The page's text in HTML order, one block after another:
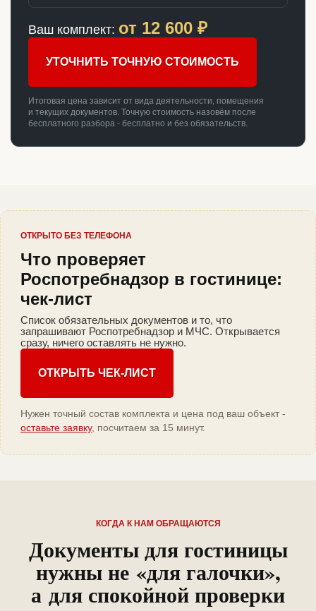
Ваш комплект: от 12 600 ₽
УТОЧНИТЬ ТОЧНУЮ СТОИМОСТЬ
Итоговая цена зависит от вида деятельности, помещения
и текущих документов. Точную стоимость назовём после
бесплатного разбора - бесплатно и без обязательств.
ОТКРЫТО БЕЗ ТЕЛЕФОНА
Что проверяет
Роспотребнадзор в гостинице:
чек-лист
Список обязательных документов и то, что
запрашивают Роспотребнадзор и МЧС. Открывается
сразу, ничего оставлять не нужно.
ОТКРЫТЬ ЧЕК-ЛИСТ
Нужен точный состав комплекта и цена под ваш объект -
оставьте заявку, посчитаем за 15 минут.
КОГДА К НАМ ОБРАЩАЮТСЯ
Документы для гостиницы
нужны не «для галочки»,
а для спокойной проверки